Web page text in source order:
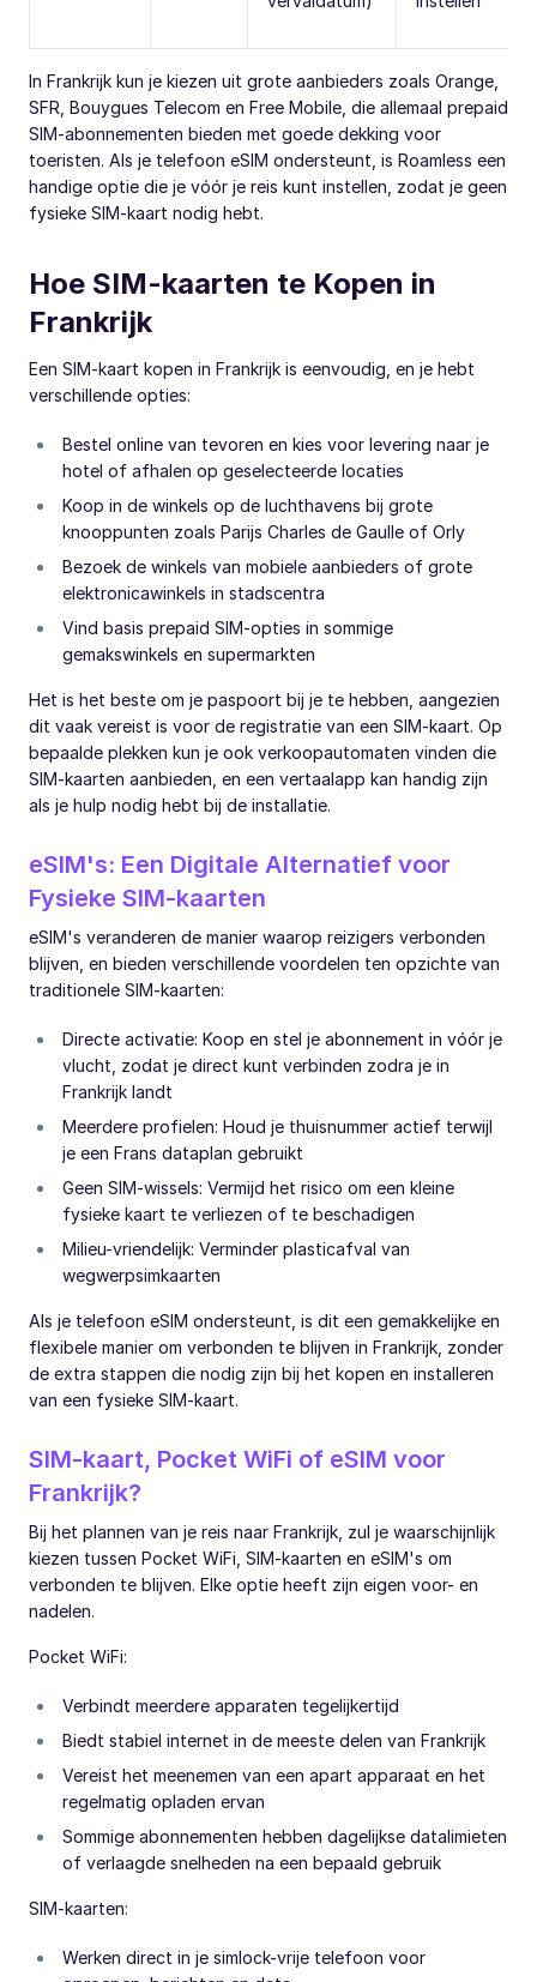
In Frankrijk kun je kiezen uit grote aanbieders zoals Orange,
SFR, Bouygues Telecom en Free Mobile, die allemaal prepaid
SIM-abonnementen bieden met goede dekking voor
toeristen. Als je telefoon eSIM ondersteunt, is Roamless een
handige optie die je vóór je reis kunt instellen, zodat je geen
fysieke SIM-kaart nodig hebt.
Hoe SIM-kaarten te Kopen in
Frankrijk
Een SIM-kaart kopen in Frankrijk is eenvoudig, en je hebt
verschillende opties:
Bestel online van tevoren en kies voor levering naar je
hotel of afhalen op geselecteerde locaties
Koop in de winkels op de luchthavens bij grote
knooppunten zoals Parijs Charles de Gaulle of Orly
Bezoek de winkels van mobiele aanbieders of grote
elektronicawinkels in stadscentra
Vind basis prepaid SIM-opties in sommige
gemakswinkels en supermarkten
Het is het beste om je paspoort bij je te hebben, aangezien
dit vaak vereist is voor de registratie van een SIM-kaart. Op
bepaalde plekken kun je ook verkoopautomaten vinden die
SIM-kaarten aanbieden, en een vertaalapp kan handig zijn
als je hulp nodig hebt bij de installatie.
eSIM's: Een Digitale Alternatief voor
Fysieke SIM-kaarten
eSIM's veranderen de manier waarop reizigers verbonden
blijven, en bieden verschillende voordelen ten opzichte van
traditionele SIM-kaarten:
Directe activatie: Koop en stel je abonnement in vóór je
vlucht, zodat je direct kunt verbinden zodra je in
Frankrijk landt
Meerdere profielen: Houd je thuisnummer actief terwijl
je een Frans dataplan gebruikt
Geen SIM-wissels: Vermijd het risico om een kleine
fysieke kaart te verliezen of te beschadigen
Milieu-vriendelijk: Verminder plasticafval van
wegwerpsimkaarten
Als je telefoon eSIM ondersteunt, is dit een gemakkelijke en
flexibele manier om verbonden te blijven in Frankrijk, zonder
de extra stappen die nodig zijn bij het kopen en installeren
van een fysieke SIM-kaart.
SIM-kaart, Pocket WiFi of eSIM voor
Frankrijk?
Bij het plannen van je reis naar Frankrijk, zul je waarschijnlijk
kiezen tussen Pocket WiFi, SIM-kaarten en eSIM's om
verbonden te blijven. Elke optie heeft zijn eigen voor- en
nadelen.
Pocket WiFi:
Verbindt meerdere apparaten tegelijkertijd
Biedt stabiel internet in de meeste delen van Frankrijk
Vereist het meenemen van een apart apparaat en het
regelmatig opladen ervan
Sommige abonnementen hebben dagelijkse datalimieten
of verlaagde snelheden na een bepaald gebruik
SIM-kaarten:
Werken direct in je simlock-vrije telefoon voor